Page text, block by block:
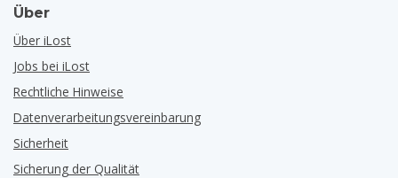
Über
Über iLost
Jobs bei iLost
Rechtliche Hinweise
Datenverarbeitungsvereinbarung
Sicherheit
Sicherung der Qualität